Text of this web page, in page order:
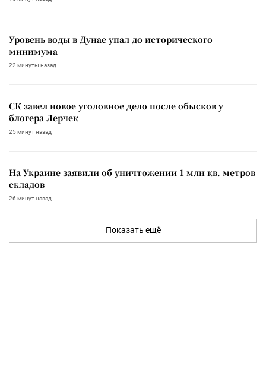
Уровень воды в Дунае упал до исторического
минимума
22 минуты назад
СК завел новое уголовное дело после обысков у
блогера Лерчек
25 минут назад
На Украине заявили об уничтожении 1 млн кв. метров
складов
26 минут назад
Показать ещё